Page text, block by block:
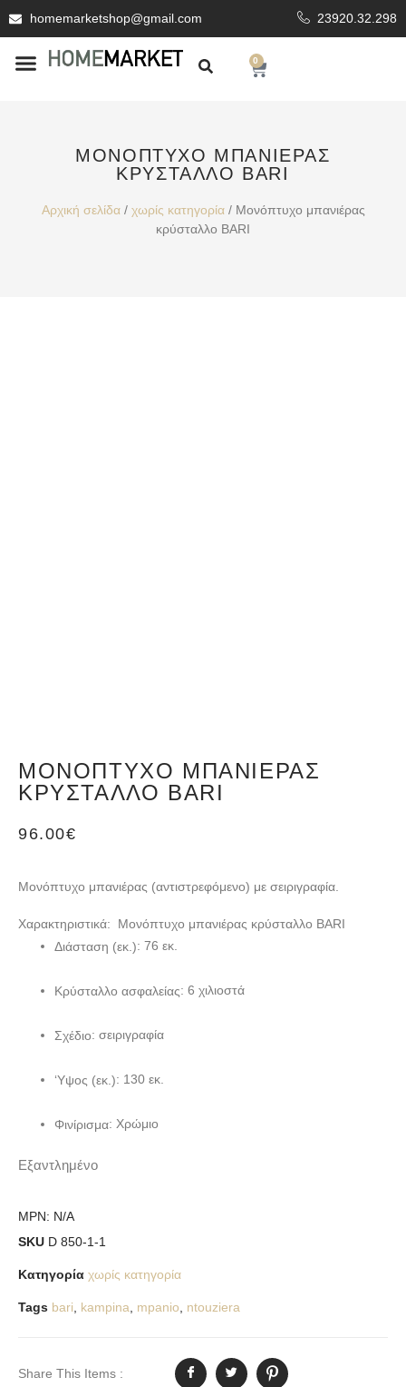
homemarketshop@gmail.com 23920.32.298
0
ΜΟΝΌΠΤΥΧΟ ΜΠΑΝΙΈΡΑΣ
ΚΡΎΣΤΑΛΛΟ BARI
Αρχική σελίδα/ χωρίς κατηγορία/ Μονόπτυχο μπανιέρας
κρύσταλλο BARI
ΜΟΝΌΠΤΥΧΟ ΜΠΑΝΙΈΡΑΣ
ΚΡΎΣΤΑΛΛΟ BARI
96.00€
Μονόπτυχο μπανιέρας (αντιστρεφόμενο) με σειριγραφία.
Χαρακτηριστικά: Μονόπτυχο μπανιέρας κρύσταλλο BARI
Διάσταση (εκ.): 76 εκ.
Κρύσταλλο ασφαλείας: 6 χιλιοστά
Σχέδιο: σειριγραφία
‘Υψος (εκ.): 130 εκ.
Φινίρισμα: Χρώμιο
Εξαντλημένο
MPN: N/A
SKU D 850-1-1
Κατηγορία χωρίς κατηγορία
Tags bari, kampina, mpanio, ntouziera
Share This Items :